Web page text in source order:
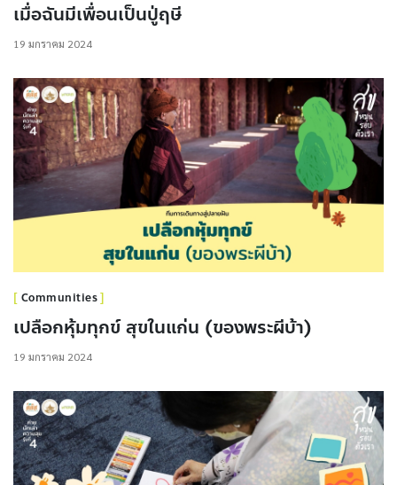
เมื่อฉันมีเพื่อนเป็นปู่ฤษี
19 มกราคม 2024
Communities
เปลือกหุ้มทุกข์ สุขในแก่น (ของพระผีบ้า)
19 มกราคม 2024